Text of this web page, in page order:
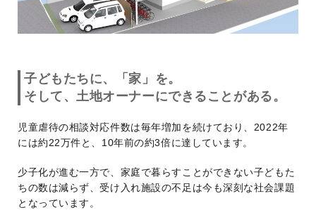
子どもたちに、「家」を。
そして、土地オーナーにできることがある。
児童虐待の相談対応件数は毎年増加を続けており、2022年
には約22万件と、10年前の約3倍に達しています。
少子化が進む一方で、家庭で暮らすことができない子どもた
ちの数は減らず、受け入れ施設の不足は今も深刻な社会課題
となっています。